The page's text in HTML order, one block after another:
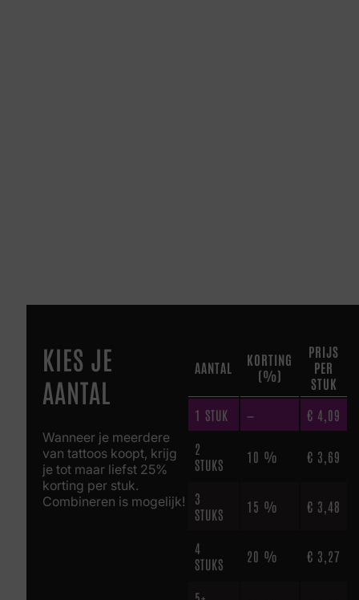
KIES JE
AANTAL
Wanneer je meerdere
van tattoos koopt, krijg
je tot maar liefst 25%
korting per stuk.
Combineren is mogelijk!
AANTAL
KORTING
(%)
PRIJS
PER
STUK
1 STUK — € 4,09
2
STUKS
10 % € 3,69
3
STUKS
15 % € 3,48
4
STUKS
20 % € 3,27